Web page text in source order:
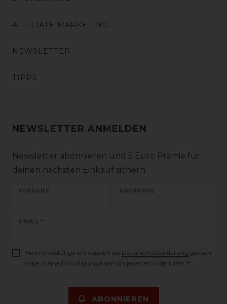
AFFILIATE MARKETING
NEWSLETTER
TIPPS
NEWSLETTER ANMELDEN
Newsletter abonnieren und 5 Euro Prämie für
deinen nächsten Einkauf sichern
VORNAME NACHNAME
E-MAIL **
Newsletter
Hiermit bestätige ich, dass ich die Daten­schutz­erklärung gelesen
habe. Meine Einwilligung kann ich jederzeit widerrufen.**
ABONNIEREN